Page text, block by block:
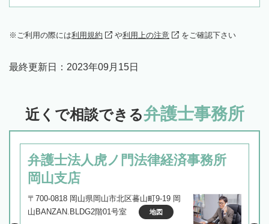
ご利用の際には利用規約 や利用上の注意 をご確認下さい
最終更新日： 2023年09月15日
近くで相談できる弁護士事務所
弁護士法人虎ノ門法律経済事務所
岡山支店
〒700-0818 岡山県岡山市北区蕃山町9-19 岡
山BANZAN.BLDG2階01号室
地図